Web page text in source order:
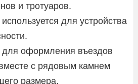
и тротуаров.
для устройства
оформления въездов
с рядовым камнем
размера.